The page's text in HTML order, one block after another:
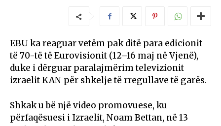
EBU ka reaguar vetëm pak ditë para edicionit
të 70-të të Eurovisionit (12–16 maj në Vjenë),
duke i dërguar paralajmërim televizionit
izraelit KAN për shkelje të rregullave të garës.
Shkak u bë një video promovuese, ku
përfaqësuesi i Izraelit, Noam Bettan, në 13